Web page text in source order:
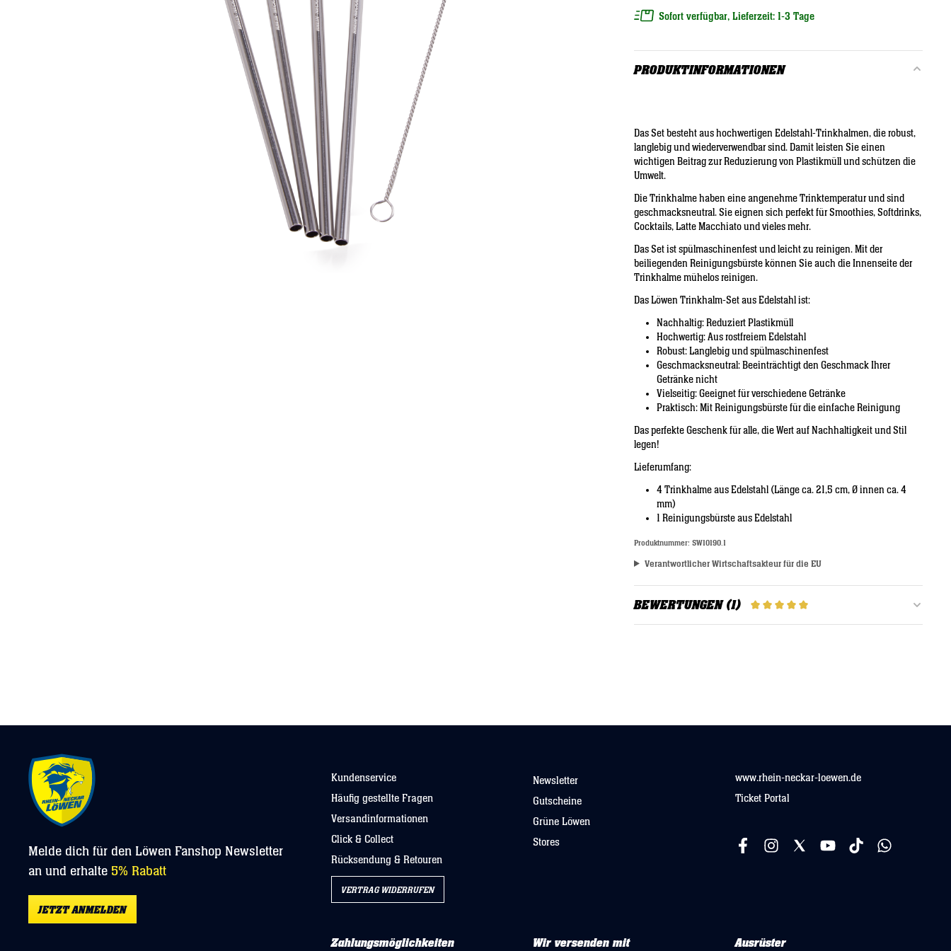
Sofort verfügbar, Lieferzeit: 1-3 Tage
PRODUKTINFORMATIONEN
Das Set besteht aus hochwertigen Edelstahl-Trinkhalmen, die robust,
langlebig und wiederverwendbarsind. Damit leisten Sie einen
wichtigen Beitrag zurReduzierung von Plastikmüll und schützen die
Umwelt.
Die Trinkhalme haben eine angenehme Trinktemperaturund sind
geschmacksneutral. Sie eignen sich perfekt fürSmoothies, Softdrinks,
Cocktails, Latte Macchiato und vieles mehr.
Das Set ist spülmaschinenfest und leicht zu reinigen. Mit der
beiliegenden Reinigungsbürste können Sie auch die Innenseite der
Trinkhalme mühelos reinigen.
Das Löwen Trinkhalm-Set aus Edelstahl ist:
Nachhaltig: Reduziert Plastikmüll
Hochwertig: Aus rostfreiem Edelstahl
Robust: Langlebig und spülmaschinenfest
Geschmacksneutral: Beeinträchtigt den Geschmack Ihrer
Getränke nicht
Vielseitig: Geeignet für verschiedene Getränke
Praktisch: Mit Reinigungsbürste für die einfache Reinigung
Das perfekte Geschenk für alle, die Wert auf Nachhaltigkeit und Stil
legen!
Lieferumfang:
4 Trinkhalme aus Edelstahl (Länge ca. 21,5 cm, Ø innen ca. 4
mm)
1 Reinigungsbürste aus Edelstahl
Produktnummer: SW10190.1
Verantwortlicher Wirtschaftsakteur für die EU
BEWERTUNGEN (1) DURCHSCHNITTLICHE
Melde dich für den Löwen Fanshop Newsletter
an und erhalte 5% Rabatt
JETZT ANMELDEN
Kundenservice
Häufig gestellte Fragen
Versandinformationen
Click & Collect
Rücksendung & Retouren
Newsletter
Gutscheine
Grüne Löwen
Stores
VERTRAG WIDERRUFEN
www.rhein-neckar-loewen.de
Ticket Portal
Zahlungsmöglichkeiten Wir versenden mit Ausrüster